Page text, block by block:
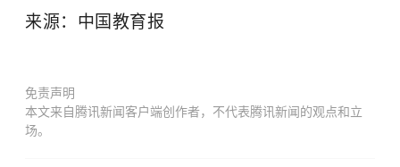
来源：中国教育报
免责声明
本文来自腾讯新闻客户端创作者，不代表腾讯新闻的观点和立
场。